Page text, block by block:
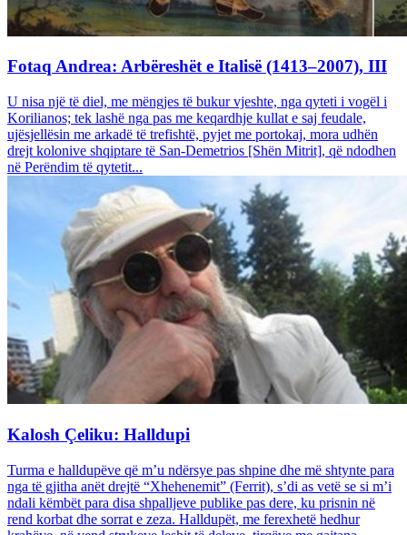
Fotaq Andrea: Arbëreshët e Italisë (1413–2007), III
U nisa një të diel, me mëngjes të bukur vjeshte, nga qyteti i vogël i
Korilianos; tek lashë nga pas me keqardhje kullat e saj feudale,
ujësjellësin me arkadë të trefishtë, pyjet me portokaj, mora udhën
drejt kolonive shqiptare të San-Demetrios [Shën Mitrit], që ndodhen
në Perëndim të qytetit...
Kalosh Çeliku: Halldupi
Turma e halldupëve që m’u ndërsye pas shpine dhe më shtynte para
nga të gjitha anët drejtë “Xhehenemit” (Ferrit), s’di as vetë se si m’i
ndali këmbët para disa shpalljeve publike pas dere, ku prisnin në
rend korbat dhe sorrat e zeza. Halldupët, me ferexhetë hedhur